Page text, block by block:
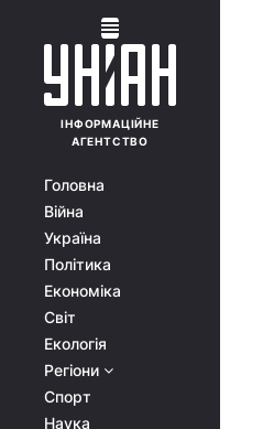
ІНФОРМАЦІЙНЕ
АГЕНТСТВО
Головна
Війна
Україна
Політика
Економіка
Світ
Екологія
Регіони
Спорт
Наука